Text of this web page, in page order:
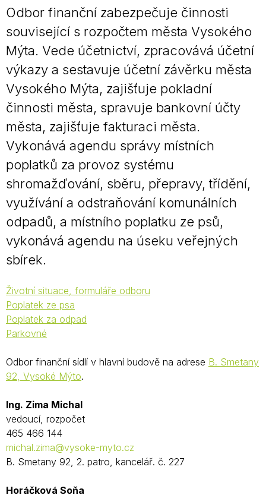
Odbor finanční zabezpečuje činnosti
související s rozpočtem města Vysokého
Mýta. Vede účetnictví, zpracovává účetní
výkazy a sestavuje účetní závěrku města
Vysokého Mýta, zajišťuje pokladní
činnosti města, spravuje bankovní účty
města, zajišťuje fakturaci města.
Vykonává agendu správy místních
poplatků za provoz systému
shromažďování, sběru, přepravy, třídění,
využívání a odstraňování komunálních
odpadů, a místního poplatku ze psů,
vykonává agendu na úseku veřejných
sbírek.
Životní situace, formuláře odboru
Poplatek ze psa
Poplatek za odpad
Parkovné
Odbor finanční sídlí v hlavní budově na adrese B. Smetany
92, Vysoké Mýto.
Ing. Zima Michal
vedoucí, rozpočet
465 466 144
michal.zima@vysoke-myto.cz
B. Smetany 92, 2. patro, kancelář. č. 227
Horáčková Soňa